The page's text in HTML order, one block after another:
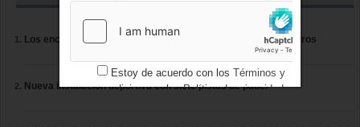
Los encierros de Boadilla amplían su recorrido casi cien metros
Nueva instalación deportiva con siete pistas de pádel
Estoy de acuerdo con los Términos y
condicionesy losPolítica de privacidad